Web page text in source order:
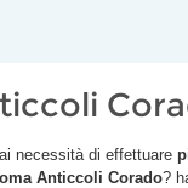
necessità di effettuare
Anticcoli Corado?